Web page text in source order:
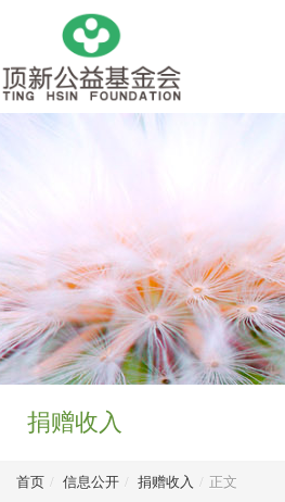
捐赠收入
首页 / 信息公开 / 捐赠收入 / 正文